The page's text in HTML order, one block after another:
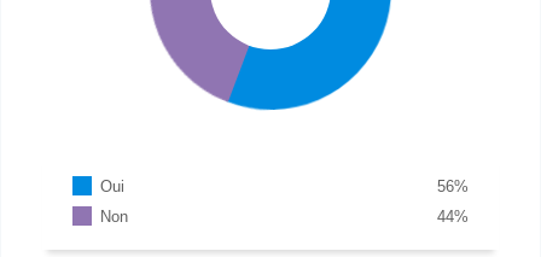
Oui %
56
Non
%
44